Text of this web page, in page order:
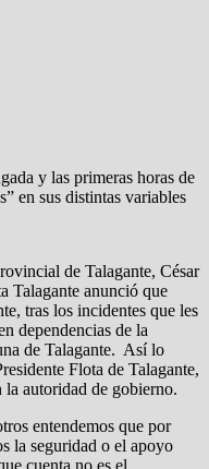
y las primeras horas de
en sus distintas variables
de Talagante, César
Talagante anunció que
tras los incidentes que les
dependencias de la
de Talagante. Así lo
Flota de Talagante,
autoridad de gobierno.
entendemos que por
la seguridad o el apoyo
cuenta no es el